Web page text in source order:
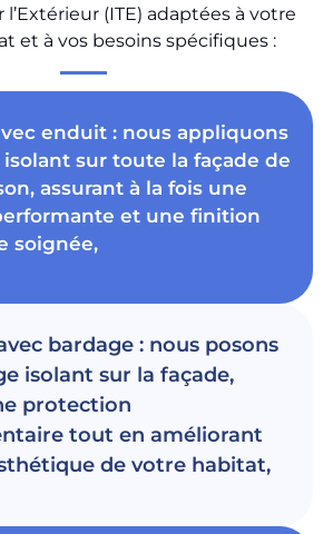
(ITE) adaptées à votre
et à vos besoins spécifiques :
enduit : nous appliquons
sur toute la façade de
assurant à la fois une
et une finition
soignée,
bardage : nous posons
isolant sur la façade,
protection
tout en améliorant
de votre habitat,